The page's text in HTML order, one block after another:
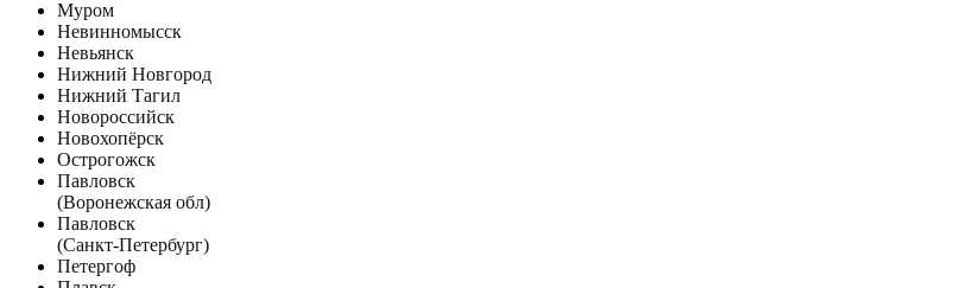
Муром
Невинномысск
Невьянск
Нижний Новгород
Нижний Тагил
Новороссийск
Новохопёрск
Острогожск
Павловск
(Воронежская обл)
Павловск
(Санкт-Петербург)
Петергоф